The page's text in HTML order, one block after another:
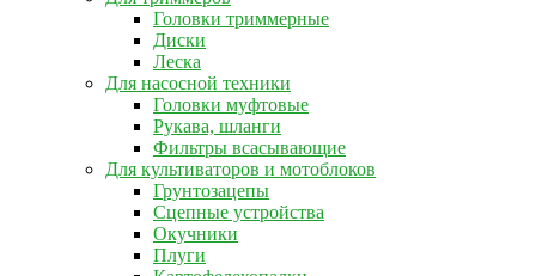
Головки триммерные
Диски
Леска
Для насосной техники
Головки муфтовые
Рукава, шланги
Фильтры всасывающие
Для культиваторов и мотоблоков
Грунтозацепы
Сцепные устройства
Окучники
Плуги